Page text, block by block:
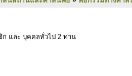
และ บุคคลทั่วไป 2 ท่าน